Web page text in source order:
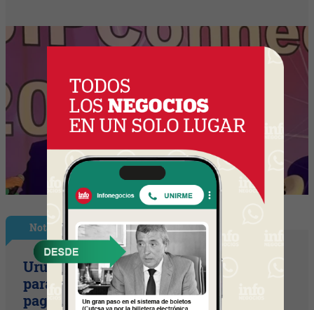
Nota Principal
Uruguay empieza a discutir las reglas
para una movilidad autónoma (¿Quién
paga si el auto sin conductor choca?)